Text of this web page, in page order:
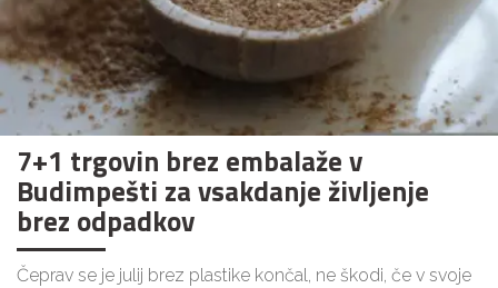
7+1 trgovin brez embalaže v
Budimpešti za vsakdanje življenje
brez odpadkov
Čeprav se je julij brez plastike končal, ne škodi, če v svoje